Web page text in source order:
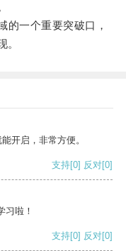
一个重要突破口，
。
开启，非常方便。
支持[0] 反对[0]
习啦！
支持[0] 反对[0]